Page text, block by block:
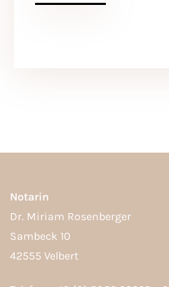
Notarin
Dr. Miriam Rosenberger
Sambeck 10
42555 Velbert